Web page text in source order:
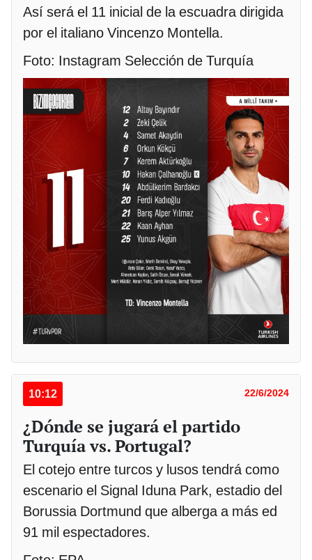
Así será el 11 inicial de la escuadra dirigida
por el italiano Vincenzo Montella.
Foto: Instagram Selección de Turquía
10:12 22/6/2024
¿Dónde se jugará el partido
Turquía vs. Portugal?
El cotejo entre turcos y lusos tendrá como
escenario el Signal Iduna Park, estadio del
Borussia Dortmund que alberga a más ed
91 mil espectadores.